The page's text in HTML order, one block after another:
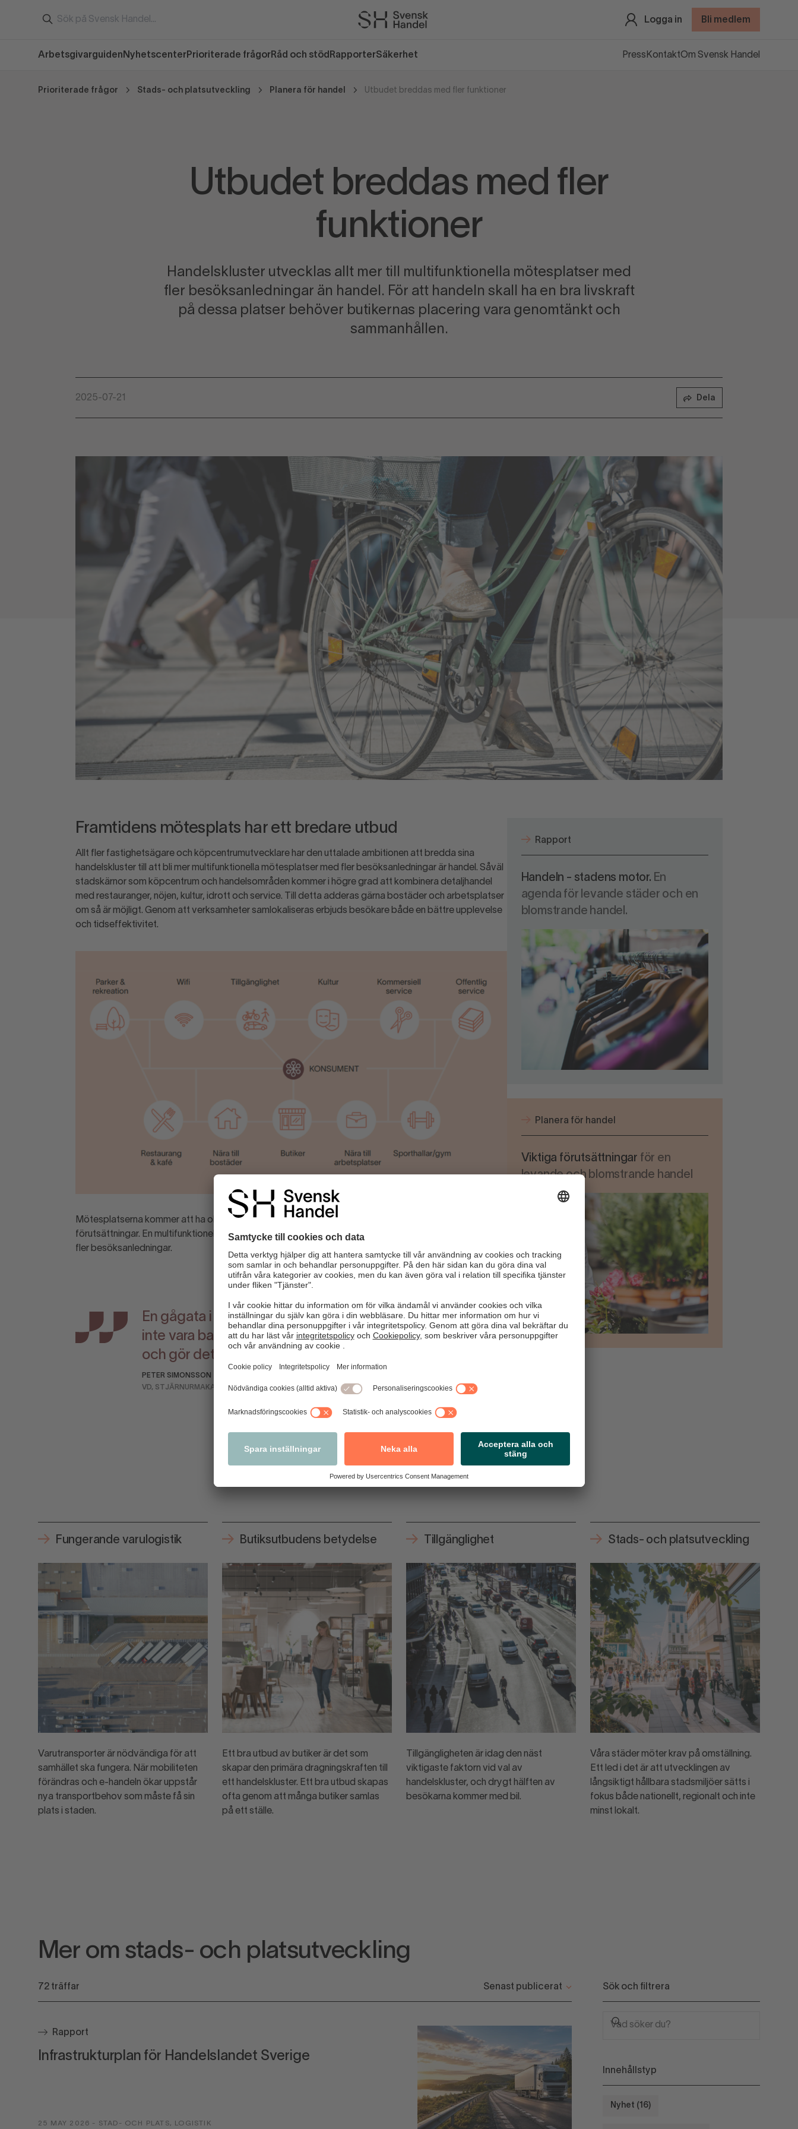
Logga in Bli medlem
Arbetsgivarguiden Nyhetscenter Prioriterade frågor Råd och stöd RapporterSäkerhet Press KontaktOm Svensk Handel
Prioriterade frågor Stads- och platsutveckling Planera för handel Utbudet breddas med fler funktioner
Utbudet breddas med fler
funktioner
Handelskluster utvecklas allt mer till multifunktionella mötesplatser med
fler besöksanledningar än handel. För att handeln skall ha en bra livskraft
på dessa platser behöver butikernas placering vara genomtänkt och
sammanhållen.
2025-07-21 Dela
Framtidens mötesplats har ett bredare utbud
Allt fler fastighetsägare och köpcentrumutvecklare har den uttalade ambitionen att bredda sina
handelskluster till att bli mer multifunktionella mötesplatser med fler besöksanledningar är handel. Såväl
stadskärnor som köpcentrum och handelsområden kommer i högre grad att kombinera detaljhandel
med restauranger, nöjen, kultur, idrott och service. Till detta adderas gärna bostäder och arbetsplatser
om så är möjligt. Genom att verksamheter samlokaliseras erbjuds besökare både en bättre upplevelse
och tidseffektivitet.
Mötesplatserna kommer att ha olika sammansättning av verksamheter baserat på platsens
förutsättningar. En multifunktionell plats uppfattas mer attraktiv och innehåller ett bredare utbud och
fler besöksanledningar.
En gågata i en stadskärna måste inkludera handel. Det kan
inte vara bara mäklarkontor och banker, det drar inget folk
och gör det ointressant att vistas där.
PETER SIMONSSON
VD, STJÄRNURMAKARNA
Rapport
Handeln - stadens motor. En
agenda för levande städer och en
blomstrande handel.
Planera för handel
Viktiga förutsättningar för en
levande och blomstrande handel
Fungerande varulogistik
Varutransporter är nödvändiga för att
samhället ska fungera. När mobiliteten
förändras och e-handeln ökar uppstår
nya transportbehov som måste få sin
plats i staden.
Butiksutbudens betydelse
Ett bra utbud av butiker är det som
skapar den primära dragningskraften till
ett handelskluster. Ett bra utbud skapas
ofta genom att många butiker samlas
på ett ställe.
Tillgänglighet
Tillgängligheten är idag den näst
viktigaste faktorn vid val av
handelskluster, och drygt hälften av
besökarna kommer med bil.
Stads- och platsutveckling
Våra städer möter krav på omställning.
Ett led i det är att utvecklingen av
långsiktigt hållbara stadsmiljöer sätts i
fokus både nationellt, regionalt och inte
minst lokalt.
Mer om stads- och platsutveckling
72 träffar
Rapport
Infrastrukturplan för Handelslandet Sverige
25 MAY 2026 - STAD- OCH PLATS, LOGISTIK
Sök och filtrera
Innehållstyp
Nyhet (16)